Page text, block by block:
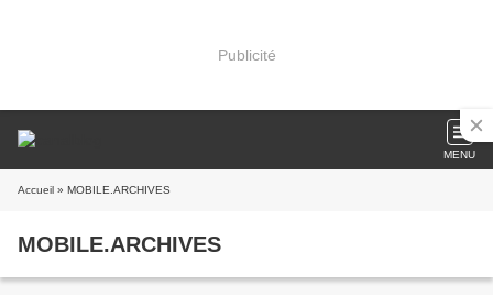
Publicité
MENU
Accueil » MOBILE.ARCHIVES
MOBILE.ARCHIVES